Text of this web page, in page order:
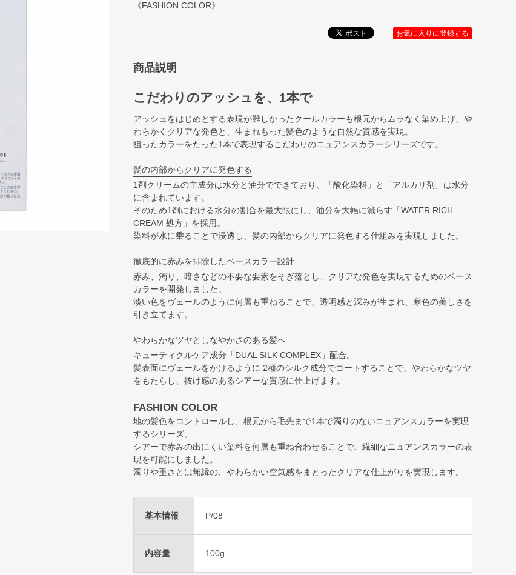
《FASHION COLOR》
お気に入りに登録する
商品説明
こだわりのアッシュを、1本で
アッシュをはじめとする表現が難しかったクールカラーも根元からムラなく染め上げ、や
わらかくクリアな発色と、生まれもった髪色のような自然な質感を実現。
狙ったカラーをたった1本で表現するこだわりのニュアンスカラーシリーズです。
髪の内部からクリアに発色する
1剤クリームの主成分は水分と油分でできており、「酸化染料」と「アルカリ剤」は水分
に含まれています。
そのため1剤における水分の割合を最大限にし、油分を大幅に減らす「WATER RICH
CREAM 処方」を採用。
染料が水に乗ることで浸透し、髪の内部からクリアに発色する仕組みを実現しました。
徹底的に赤みを排除したベースカラー設計
赤み、濁り、暗さなどの不要な要素をそぎ落とし、クリアな発色を実現するためのベース
カラーを開発しました。
淡い色をヴェールのように何層も重ねることで、透明感と深みが生まれ、寒色の美しさを
引き立てます。
やわらかなツヤとしなやかさのある髪へ
キューティクルケア成分「DUAL SILK COMPLEX」配合。
髪表面にヴェールをかけるように 2種のシルク成分でコートすることで、やわらかなツヤ
をもたらし、抜け感のあるシアーな質感に仕上げます。
FASHION COLOR
地の髪色をコントロールし、根元から毛先まで1本で濁りのないニュアンスカラーを実現
するシリーズ。
シアーで赤みの出にくい染料を何層も重ね合わせることで、繊細なニュアンスカラーの表
現を可能にしました。
濁りや重さとは無縁の、やわらかい空気感をまとったクリアな仕上がりを実現します。
基本情報 P/08
内容量 100g